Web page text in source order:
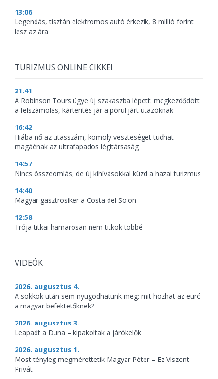
13:06
Legendás, tisztán elektromos autó érkezik, 8 millió forint
lesz az ára
TURIZMUS ONLINE CIKKEI
21:41
A Robinson Tours ügye új szakaszba lépett: megkezdődött
a felszámolás, kártérítés jár a pórul járt utazóknak
16:42
Hiába nő az utasszám, komoly veszteséget tudhat
magáénak az ultrafapados légitársaság
14:57
Nincs összeomlás, de új kihívásokkal küzd a hazai turizmus
14:40
Magyar gasztrosiker a Costa del Solon
12:58
Trója titkai hamarosan nem titkok többé
VIDEÓK
2026. augusztus 4.
A sokkok után sem nyugodhatunk meg: mit hozhat az euró
a magyar befektetőknek?
2026. augusztus 3.
Leapadt a Duna – kipakoltak a járókelők
2026. augusztus 1.
Most tényleg megmérettetik Magyar Péter – Ez Viszont
Privát